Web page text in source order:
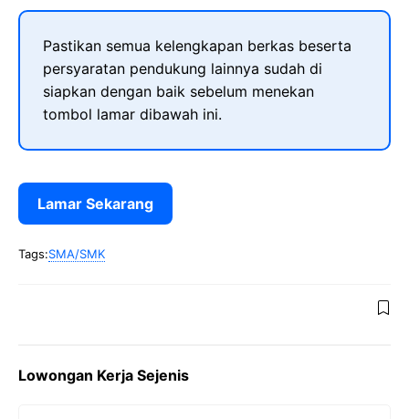
Pastikan semua kelengkapan berkas beserta
persyaratan pendukung lainnya sudah di
siapkan dengan baik sebelum menekan
tombol lamar dibawah ini.
Lamar Sekarang
Tags:SMA/SMK
Lowongan Kerja Sejenis